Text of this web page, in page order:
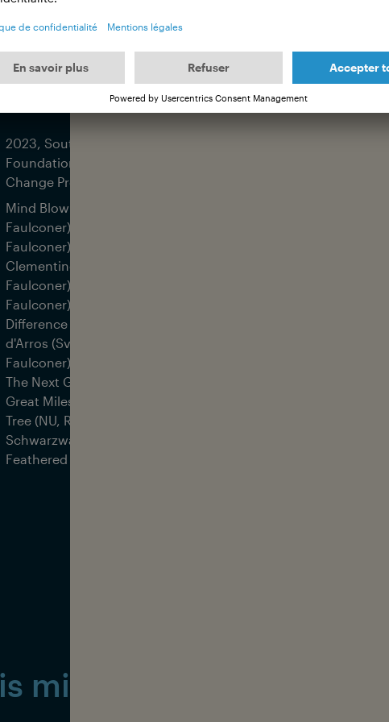
Volume 10
2023, South Africa, Save Our Seas
Foundation in collaboration with Sea
Change Project
Mind Blowingly Awesome (Sven
Faulconer); Older Than Trees (Sven
Faulconer); Condolence (Benjamin
Clementine); The Red Sea (Sven
Faulconer); Shifting Baselines (Sven
Faulconer); How Can We Make A
Difference (Sven Faulconer); Welcome to
d'Arros (Sven Faulconer); Tracking (Sven
Faulconer); The Atol (Sven Faulconer);
The Next Generation (Sven Faulconer); A
Great Milestone (Sven Faulconer); Ocean
Tree (NU, Raz Ohara, JO.KE, Christopher
Schwarzwalder, Johannes Laumer,
Feathered Sun)
might be interesting for